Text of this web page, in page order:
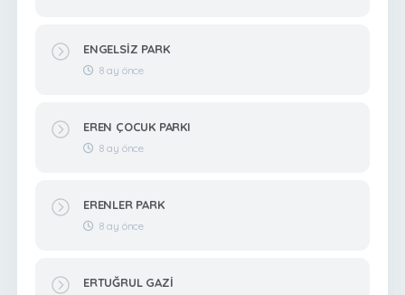
ENGELSİZ PARK
8 ay önce
EREN ÇOCUK PARKI
8 ay önce
ERENLER PARK
8 ay önce
ERTUĞRUL GAZİ